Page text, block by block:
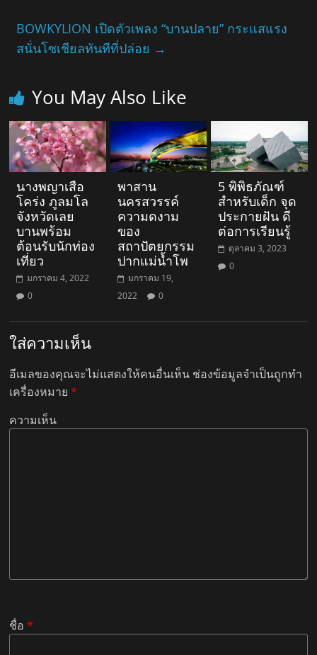
BOWKYLION เปิดตัวเพลง “บานปลาย” กระแสแรง
สนั่นโซเชียลทันทีที่ปล่อย →
You May Also Like
นางพญาเสือ
โคร่ง ภูลมโล
จังหวัดเลย
บานพร้อม
ต้อนรับนักท่อง
เที่ยว
มกราคม 4, 2022
0
พาสาน
นครสวรรค์
ความดงาม
ของ
สถาปัตยกรรม
ปากแม่น้ำโพ
มกราคม 19,
2022
0
5 พิพิธภัณฑ์
สำหรับเด็ก จุด
ประกายฝัน ดี
ต่อการเรียนรู้
ตุลาคม 3, 2023
0
ใส่ความเห็น
อีเมลของคุณจะไม่แสดงให้คนอื่นเห็น ช่องข้อมูลจำเป็นถูกทำ
เครื่องหมาย*
ความเห็น
ชื่อ*